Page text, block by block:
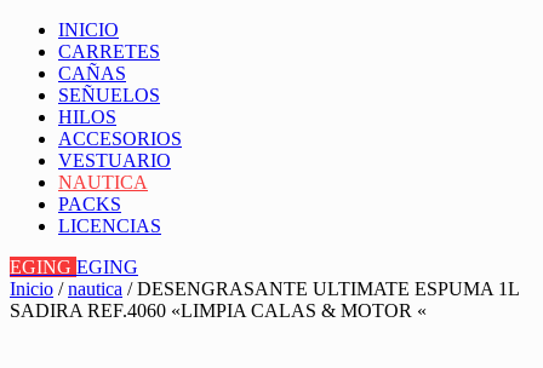
INICIO
CARRETES
CAÑAS
SEÑUELOS
HILOS
ACCESORIOS
VESTUARIO
NAUTICA
PACKS
LICENCIAS
EGING EGING
Inicio /nautica / DESENGRASANTE ULTIMATE ESPUMA 1L
SADIRA REF.4060 «LIMPIA CALAS & MOTOR «